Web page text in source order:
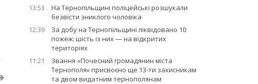
13:53
На Тернопільщині поліцейські розшукали
безвісти зниклого чоловіка
12:39
За добу на Тернопільщині ліквідовано 10
пожеж: шість із них — на відкритих
територіях
11:21
Звання «Почесний громадянин міста
Тернополя» присвоєно ще 13-ти захисникам
та двом видатним тернополянам